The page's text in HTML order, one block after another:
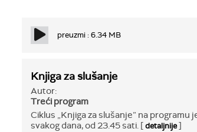
preuzmi : 6.34 MB
Knjiga za slušanje
Autor:
Treći program
Ciklus „Knjiga za slušanje” na programu
svakog dana, od 23.45 sati. [detaljnije]